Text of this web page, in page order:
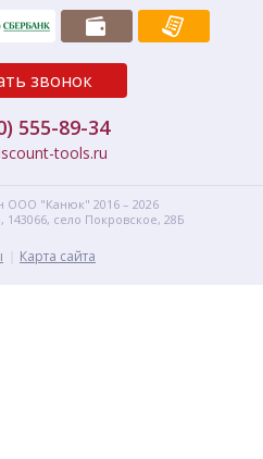
звонок
555-89-34
tools.ru
ООО "Канюк" 2016 – 2026
143066, село Покровское, 28Б
Карта сайта